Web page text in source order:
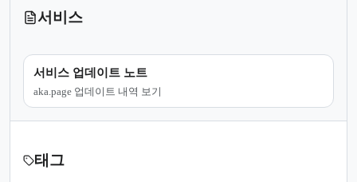
서비스
서비스 업데이트 노트
aka.page 업데이트 내역 보기
태그